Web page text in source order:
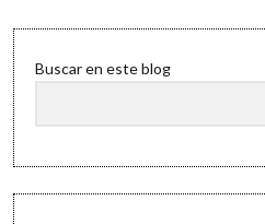
Sidebar
Buscar en este blog